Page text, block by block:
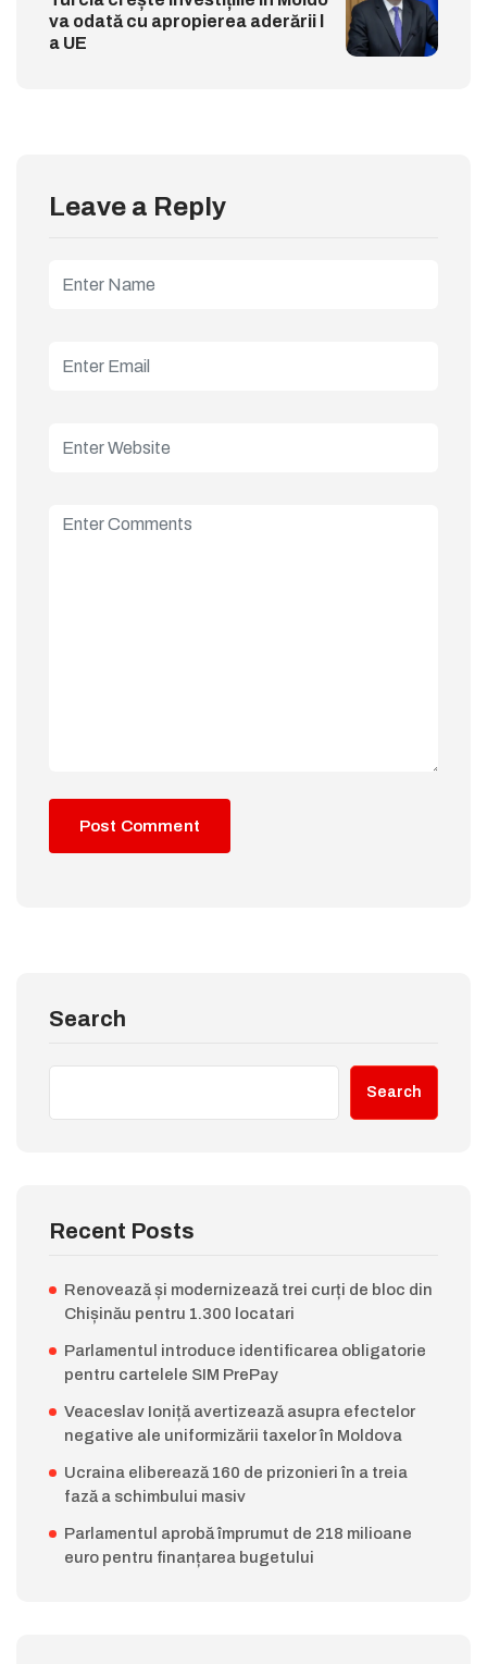
va odată cu apropierea aderării l
a UE
Leave a Reply
Search
Search
Recent Posts
Renovează și modernizează trei curți de bloc din
Chișinău pentru 1.300 locatari
Parlamentul introduce identificarea obligatorie
pentru cartelele SIM PrePay
Veaceslav Ioniță avertizează asupra efectelor
negative ale uniformizării taxelor în Moldova
Ucraina eliberează 160 de prizonieri în a treia
fază a schimbului masiv
Parlamentul aprobă împrumut de 218 milioane
euro pentru finanțarea bugetului